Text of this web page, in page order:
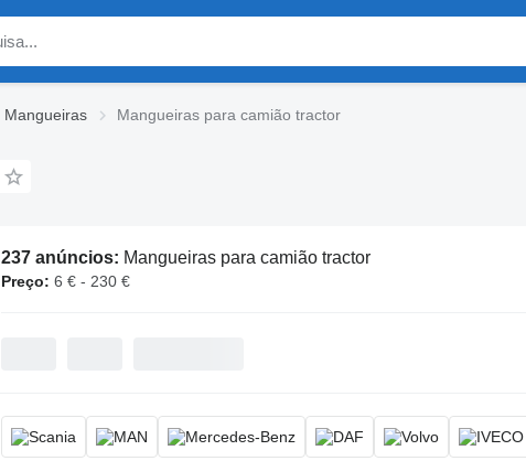
Mangueiras Mangueiras para camião tractor
237 anúncios: Mangueiras para camião tractor
Preço: 6 € - 230 €